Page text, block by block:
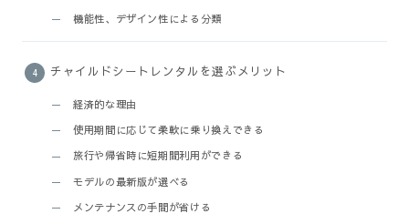
機能性、デザイン性による分類
チャイルドシートレンタルを選ぶメリット
経済的な理由
使用期間に応じて柔軟に乗り換えできる
旅行や帰省時に短期間利用ができる
モデルの最新版が選べる
メンテナンスの手間が省ける